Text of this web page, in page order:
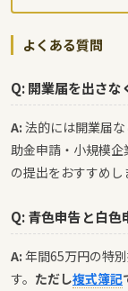
よくある質問
Q: 開業届を出さな
A: 法的には開業届
助金申請・小規模
の提出をおすすめし
Q: 青色申告と白色
A: 年間65万円の特
す。 ただし複式簿記